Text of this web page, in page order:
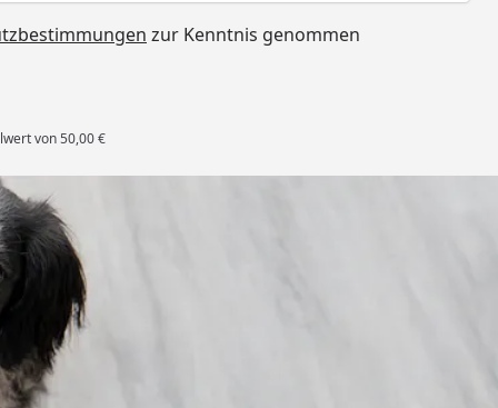
zur Kenntnis genommen
von 50,00 €